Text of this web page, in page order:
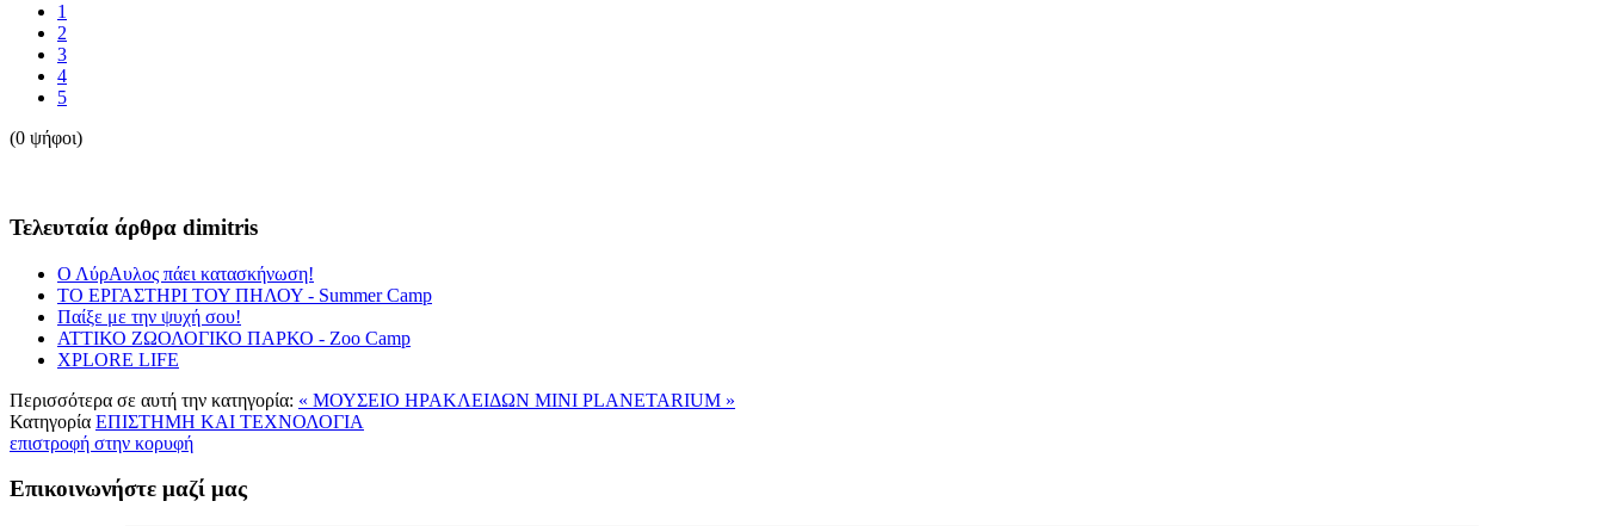
1
2
3
4
5
(0 ψήφοι)
Τελευταία άρθρα dimitris
Ο ΛύρΑυλος πάει κατασκήνωση!
ΤΟ ΕΡΓΑΣΤΗΡΙ ΤΟΥ ΠΗΛΟΥ - Summer Camp
Παίξε με την ψυχή σου!
ΑΤΤΙΚΟ ΖΩΟΛΟΓΙΚΟ ΠΑΡΚΟ - Ζοο Camp
XPLORE LIFE
Περισσότερα σε αυτή την κατηγορία: « ΜΟΥΣΕΙΟ ΗΡΑΚΛΕΙΔΩΝ MINI PLANETARIUM »
Κατηγορία ΕΠΙΣΤΗΜΗ ΚΑΙ ΤΕΧΝΟΛΟΓΙΑ
επιστροφή στην κορυφή
Επικοινωνήστε μαζί μας